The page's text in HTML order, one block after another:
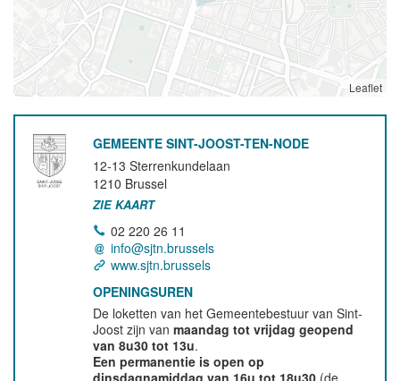
Leaflet
GEMEENTE SINT-JOOST-TEN-NODE
12-13 Sterrenkundelaan
1210 Brussel
ZIE KAART
02 220 26 11
info@sjtn.brussels
www.sjtn.brussels
OPENINGSUREN
De loketten van het Gemeentebestuur van Sint-
Joost zijn vanmaandag tot vrijdag geopend
van 8u30 tot 13u.
Een permanentie is open op